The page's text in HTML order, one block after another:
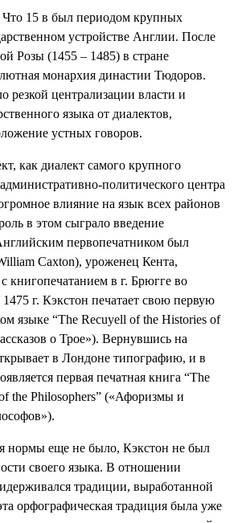
Что 15 в был периодом крупных
устройстве Англии. После
Розы (1455 – 1485) в стране
монархия династии Тюдоров.
резкой централизации власти и
языка от диалектов,
устных говоров.
как диалект самого крупного
политического центра
влияние на язык всех районов
в этом сыграло введение
первопечатником был
Caxton), уроженец Кента,
книгопечатанием в г. Брюгге во
г. Кэкстон печатает свою первую
языке “The Recuyell of the Histories of
о Трое»). Вернувшись на
в Лондоне типографию, и в
первая печатная книга “The
the Philosophers” («Афоризмы и
нормы еще не было, Кэкстон не был
своего языка. В отношении
традиции, выработанной
орфографическая традиция была уже